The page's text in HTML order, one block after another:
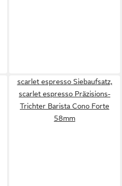
scarlet espresso Siebaufsatz,
scarlet espresso Präzisions-
Trichter Barista Cono Forte
58mm